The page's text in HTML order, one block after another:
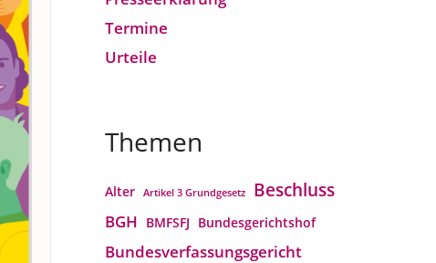
Termine
Urteile
Themen
Alter Artikel 3 Grundgesetz Beschluss
BGH BMFSFJ Bundesgerichtshof
Bundesverfassungs­gericht